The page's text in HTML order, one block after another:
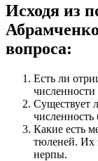
Исходя из
вопроса:
Есть ли
Существует
численность
Какие есть
тюленей. Их
нерпы.